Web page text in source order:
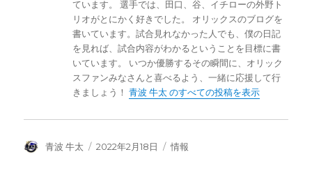
ています。 選手では、田口、谷、イチローの外野ト
リオがとにかく好きでした。 オリックスのブログを
書いています。試合見れなかった人でも、僕の日記
を見れば、試合内容がわかるということを目標に書
いています。 いつか優勝するその瞬間に、オリック
スファンみなさんと喜べるよう、一緒に応援して行
きましょう！青波 牛太 のすべての投稿を表示
投
青波 牛太
投
2022年2月18日
カ
情報